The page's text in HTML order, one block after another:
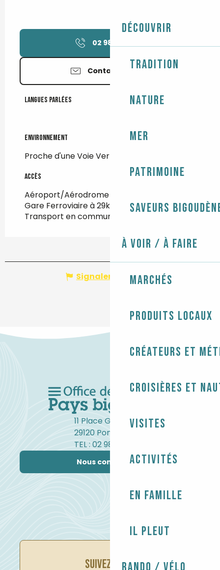
Découvrir
Tradition
Nature
Mer
Patrimoine
Saveurs
À voir / À faire
Marchés
Produits locaux
Créateurs et
Croisières et
Visites
Activités
En famille
Il pleut
02 98 58 14
Contactez-nous
Langues parlées
Langues parlées
Environnement
Environnement
Proche d'une Voie Verte
Accès
Accès
Aéroport/Aérodrome à 105km
Gare Ferroviaire à 29km
Transport en commun à 800m
Signaler une erreur
11 Place Gambetta
29120 Pont-l'Abbé
TEL : 02 98 82 37 99
Nous contacter
SUIVEZ-NOUS